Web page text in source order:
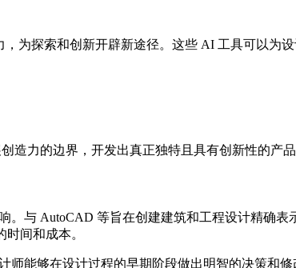
为探索和创新开辟新途径。这些 AI 工具可以为
造力的边界，开发出真正独特且具有创新性的产品
与 AutoCAD 等旨在创建建筑和工程设计精确
间和成本。
能够在设计过程的早期阶段做出明智的决策和